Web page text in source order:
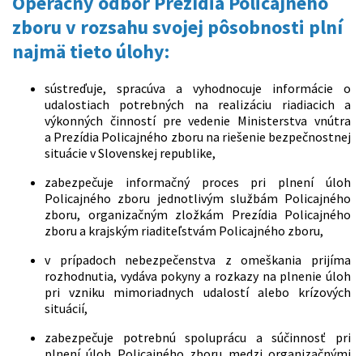
zboruv rozsahu svojej pôsobnosti plní
najmä tieto úlohy:
sústreďuje, spracúva a vyhodnocuje informácie o
udalostiach potrebných na realizáciu riadiacich a
výkonných činností pre vedenie Ministerstva vnútra
a Prezídia Policajného zboru na riešenie bezpečnostnej
situácie v Slovenskej republike,
zabezpečuje informačný proces pri plnení úloh
Policajného zboru jednotlivým službám Policajného
zboru, organizačným zložkám Prezídia Policajného
zboru a krajským riaditeľstvám Policajného zboru,
v prípadoch nebezpečenstva z omeškania prijíma
rozhodnutia, vydáva pokyny a rozkazy na plnenie úloh
pri vzniku mimoriadnych udalostí alebo krízových
situácií,
zabezpečuje potrebnú spoluprácu a súčinnosť pri